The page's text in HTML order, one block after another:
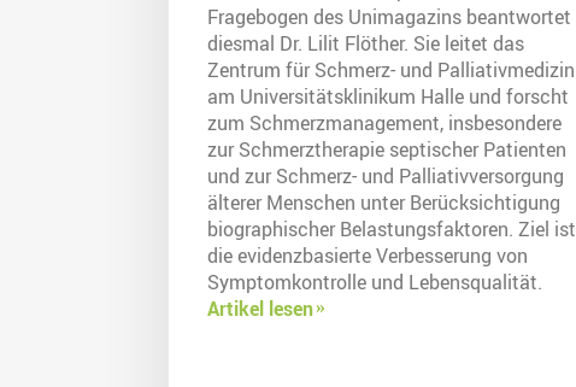
Fragebogen des Unimagazins beantwortet
diesmal Dr. Lilit Flöther. Sie leitet das
Zentrum für Schmerz- und Palliativmedizin
am Universitätsklinikum Halle und forscht
zum Schmerzmanagement, insbesondere
zur Schmerztherapie septischer Patienten
und zur Schmerz- und Palliativversorgung
älterer Menschen unter Berücksichtigung
biographischer Belastungsfaktoren. Ziel ist
die evidenzbasierte Verbesserung von
Symptomkontrolle und Lebensqualität.
Artikel lesen